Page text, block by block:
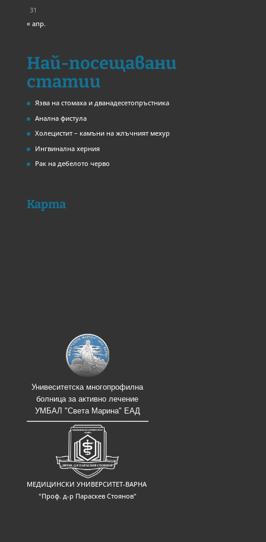
31
« апр.
Най-посещавани
статии
Язва на стомаха и дванадесетопръстника
Анална фистула
Холецистит – камъни на жлъчният мехур
Ингвинална херния
Рак на дебелото черво
Карта
Унивеситетска многопрофилна
болница за активно лечение
УМБАЛ "Света Марина" ЕАД
МЕДИЦИНСКИ УНИВЕРСИТЕТ-ВАРНА
"Проф. д-р Параскев Стоянов"